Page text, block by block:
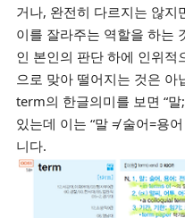
거나, 완전히 다르지는 않지
이를 잘라주는 역할을 하는
인 본인의 판단 하에 인위적
으로 맞아 떨어지는 것은 아
term의 한글의미를 보면 “
있는데 이는 “말 ≠ 술어=용
니다.